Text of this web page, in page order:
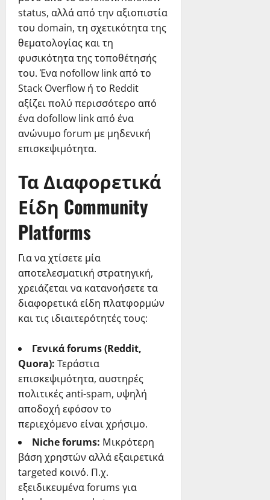
status, αλλά από την αξιοπιστία
του domain, τη σχετικότητα της
θεματολογίας και τη
φυσικότητα της τοποθέτησής
του. Ένα nofollow link από το
Stack Overflow ή το Reddit
αξίζει πολύ περισσότερο από
ένα dofollow link από ένα
ανώνυμο forum με μηδενική
επισκεψιμότητα.
Τα Διαφορετικά
Είδη Community
Platforms
Για να χτίσετε μία
αποτελεσματική στρατηγική,
χρειάζεται να κατανοήσετε τα
διαφορετικά είδη πλατφορμών
και τις ιδιαιτερότητές τους:
Γενικά forums (Reddit,
Quora): Τεράστια
επισκεψιμότητα, αυστηρές
πολιτικές anti-spam, υψηλή
αποδοχή εφόσον το
περιεχόμενο είναι χρήσιμο.
Niche forums: Μικρότερη
βάση χρηστών αλλά εξαιρετικά
targeted κοινό. Π.χ.
εξειδικευμένα forums για